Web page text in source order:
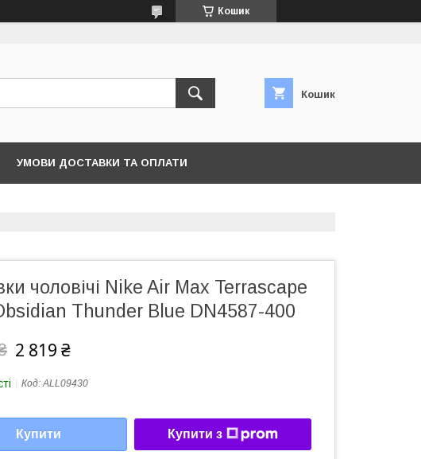
Кошик
Кошик
УМОВИ ДОСТАВКИ ТА ОПЛАТИ
чоловічі Nike Air Max Terrascape
Thunder Blue DN4587-400
2 819 ₴
Код:ALL09430
Купити Купити з